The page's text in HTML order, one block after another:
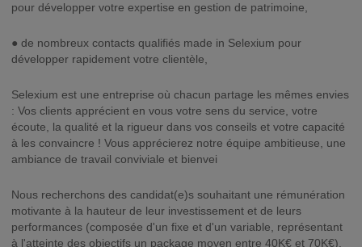
pour développer votre expertise en gestion de patrimoine,
● de nombreux contacts qualifiés made in Selexium pour
développer rapidement votre clientèle,
Selexium est une entreprise où chacun partage les mêmes envies
: Vos clients apprécient en vous votre sens du service, votre
écoute, la qualité et la rigueur dans vos conseils et votre capacité
à les convaincre ! Vous apprécierez notre équipe ambitieuse, une
ambiance de travail conviviale et bienvei
Nous recherchons des candidat(e)s souhaitant une rémunération
motivante à la hauteur de leur investissement et de leurs
performances (composée d'un fixe et d'un variable, représentant
à l'atteinte des objectifs un package moyen entre 40K€ et 70K€).